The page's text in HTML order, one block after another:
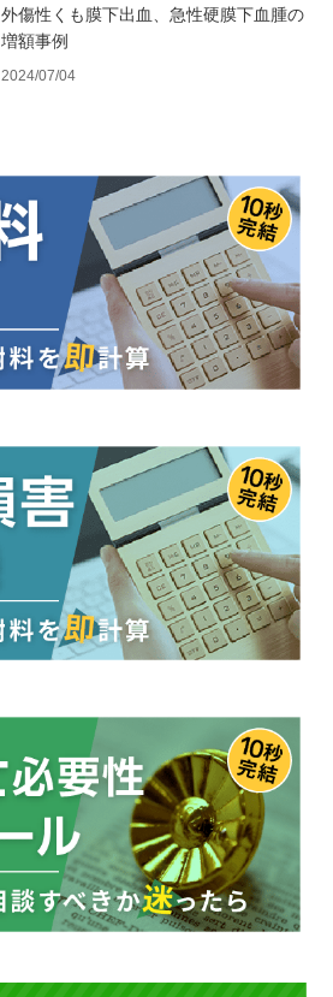
外傷性くも膜下出血、急性硬膜下血腫の
増額事例
2024/07/04